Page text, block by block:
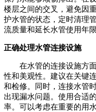
楼层之间的交叉，避免因
护水管的状态，定时清理
流质量和延长水管使用年限
正确处理水管连接设施
在水管的连接设施方
性和美观性。建议在关键
和检修。同时，连接水管
出现漏水问题。使用合适
率。可以考虑在重要的用